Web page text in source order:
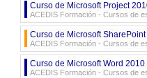
Curso de Microsoft Project
ACEDIS Formación - Cursos de
Curso de Microsoft
ACEDIS Formación - Cursos de
Curso de Microsoft Word
ACEDIS Formación - Cursos de